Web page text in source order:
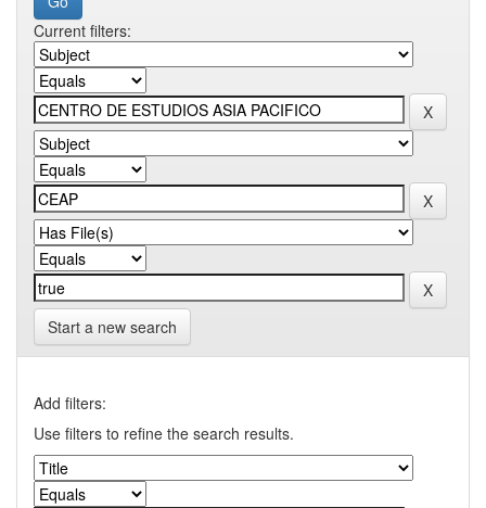
Current filters:
Start a new search
Add filters:
Use filters to refine the search results.